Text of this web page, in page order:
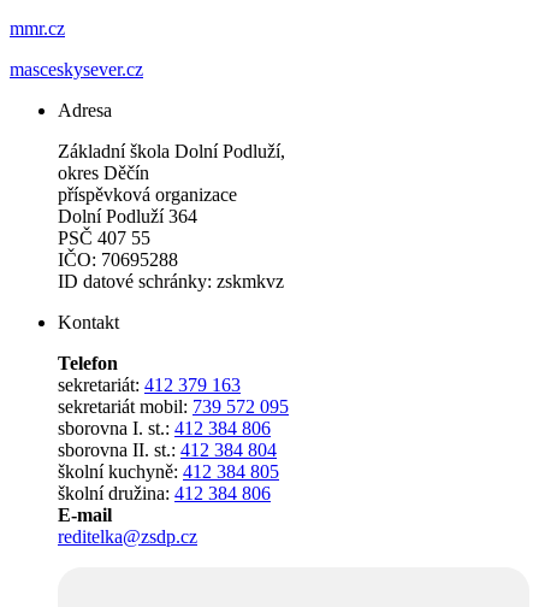
mmr.cz
masceskysever.cz
Adresa
Základní škola Dolní Podluží,
okres Děčín
příspěvková organizace
Dolní Podluží 364
PSČ 407 55
IČO: 70695288
ID datové schránky: zskmkvz
Kontakt
Telefon
sekretariát: 412 379 163
sekretariát mobil: 739 572 095
sborovna I. st.: 412 384 806
sborovna II. st.: 412 384 804
školní kuchyně: 412 384 805
školní družina: 412 384 806
E-mail
reditelka@zsdp.cz